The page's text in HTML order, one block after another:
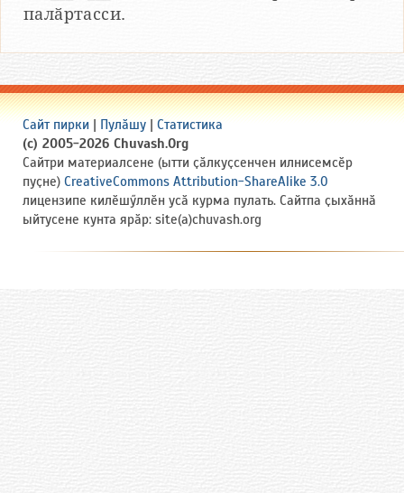
палӑртасси.
Сайт пирки | Пулӑшу | Статистика
(c) 2005-2026 Chuvash.Org
Сайтри материалсене (ытти ҫӑлкуҫсенчен илнисемсӗр
пуҫне) CreativeCommons Attribution-ShareAlike 3.0
лицензипе килӗшӳллӗн усӑ курма пулать. Сайтпа ҫыхӑннӑ
ыйтусене кунта ярӑр: site(a)chuvash.org